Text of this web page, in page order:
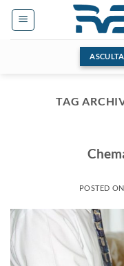
Skip
TAG
POSTED ON